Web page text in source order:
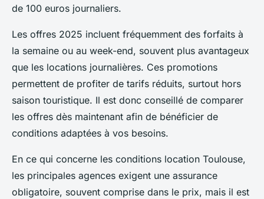
de 100 euros journaliers.
Les offres 2025 incluent fréquemment des forfaits à
la semaine ou au week-end, souvent plus avantageux
que les locations journalières. Ces promotions
permettent de profiter de tarifs réduits, surtout hors
saison touristique. Il est donc conseillé de comparer
les offres dès maintenant afin de bénéficier de
conditions adaptées à vos besoins.
En ce qui concerne les conditions location Toulouse,
les principales agences exigent une assurance
obligatoire, souvent comprise dans le prix, mais il est